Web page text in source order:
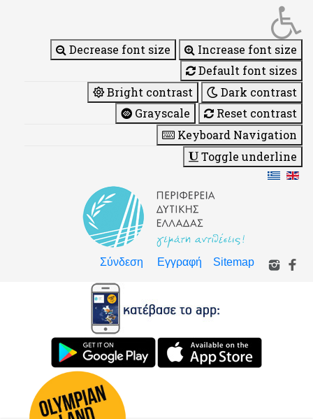
Decrease font size
Increase font size
Default font sizes
Bright contrast
Dark contrast
Grayscale
Reset contrast
Keyboard Navigation
Toggle underline
Σύνδεση Εγγραφή Sitemap